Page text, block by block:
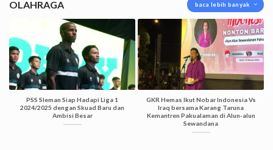
OLAHRAGA baca lebih banyak
PSS Sleman Siap Hadapi Liga 1
2024/2025 dengan Skuad Baru dan
Ambisi Besar
GKR Hemas Ikut Nobar Indonesia Vs
Iraq bersama Karang Taruna
Kemantren Pakualaman di Alun-alun
Sewandana